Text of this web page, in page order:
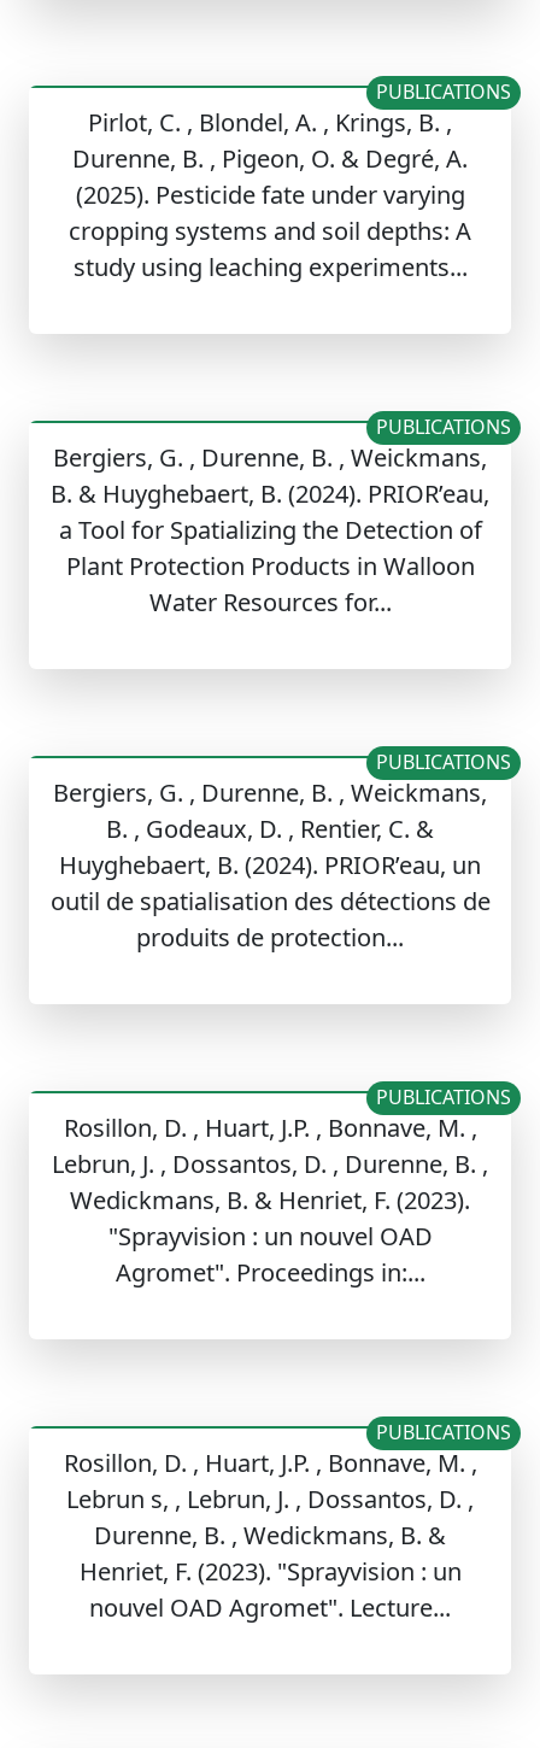
Pirlot, C. , Blondel, A. , Krings, B. ,
Durenne, B. , Pigeon, O. & Degré, A.
(2025). Pesticide fate under varying
cropping systems and soil depths: A
study using leaching experiments...
PUBLICATIONS
Bergiers, G. , Durenne, B. , Weickmans,
B. & Huyghebaert, B. (2024). PRIOR’eau,
a Tool for Spatializing the Detection of
Plant Protection Products in Walloon
Water Resources for...
PUBLICATIONS
Bergiers, G. , Durenne, B. , Weickmans,
B. , Godeaux, D. , Rentier, C. &
Huyghebaert, B. (2024). PRIOR’eau, un
outil de spatialisation des détections de
produits de protection...
PUBLICATIONS
Rosillon, D. , Huart, J.P. , Bonnave, M. ,
Lebrun, J. , Dossantos, D. , Durenne, B. ,
Wedickmans, B. & Henriet, F. (2023).
"Sprayvision : un nouvel OAD
Agromet". Proceedings in:...
PUBLICATIONS
Rosillon, D. , Huart, J.P. , Bonnave, M. ,
Lebrun s, , Lebrun, J. , Dossantos, D. ,
Durenne, B. , Wedickmans, B. &
Henriet, F. (2023). "Sprayvision : un
nouvel OAD Agromet". Lecture...
PUBLICATIONS